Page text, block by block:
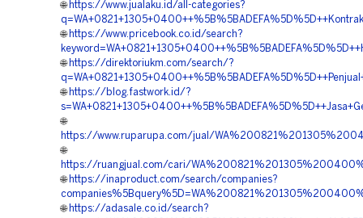
🌐 https://www.jualaku.id/all-categories?
🌐 https://www.pricebook.co.id/search?
🌐 https://direktoriukm.com/search/?
🌐 https://blog.fastwork.id/?
🌐
https://www.ruparupa.com/jual/
🌐
https://ruangjual.com/cari/
🌐 https://inaproduct.com/search/companies?
🌐 https://adasale.co.id/search?